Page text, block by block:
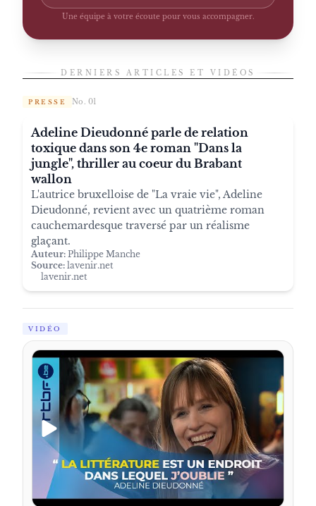
Une équipe à votre écoute pour vous accompagner.
DERNIERS ARTICLES ET VIDÉOS
PRESSE No. 01
Adeline Dieudonné parle de relation
toxique dans son 4e roman "Dans la
jungle", thriller au coeur du Brabant
wallon
L'autrice bruxelloise de "La vraie vie", Adeline
Dieudonné, revient avec un quatrième roman
cauchemardesque traversé par un réalisme
glaçant.
Auteur: Philippe Manche
Source: lavenir.net
lavenir.net
VIDÉO